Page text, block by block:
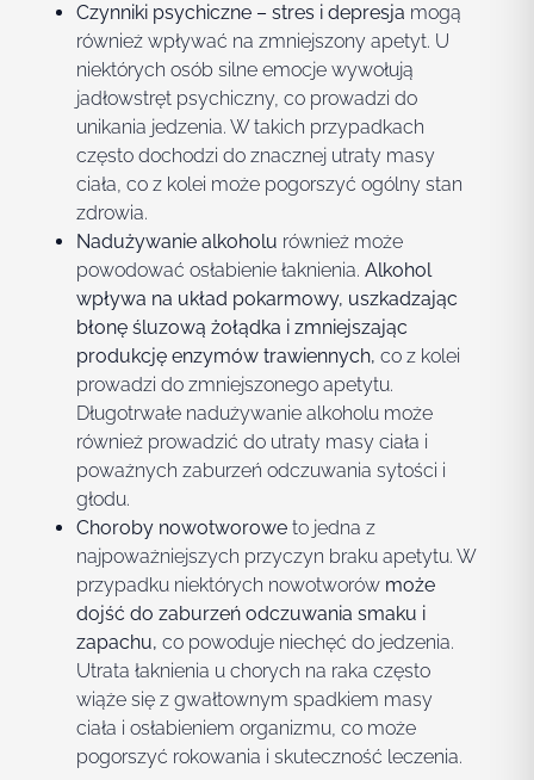
Czynniki psychiczne – stres i depresja mogą
również wpływać na zmniejszony apetyt. U
niektórych osób silne emocje wywołują
jadłowstręt psychiczny, co prowadzi do
unikania jedzenia. W takich przypadkach
często dochodzi do znacznej utraty masy
ciała, co z kolei może pogorszyć ogólny stan
zdrowia.
Nadużywanie alkoholu również może
powodować osłabienie łaknienia. Alkohol
wpływa na układ pokarmowy, uszkadzając
błonę śluzową żołądka i zmniejszając
produkcję enzymów trawiennych, co z kolei
prowadzi do zmniejszonego apetytu.
Długotrwałe nadużywanie alkoholu może
również prowadzić do utraty masy ciała i
poważnych zaburzeń odczuwania sytości i
głodu.
Choroby nowotworowe to jedna z
najpoważniejszych przyczyn braku apetytu. W
przypadku niektórych nowotworów może
dojść do zaburzeń odczuwania smaku i
zapachu, co powoduje niechęć do jedzenia.
Utrata łaknienia u chorych na raka często
wiąże się z gwałtownym spadkiem masy
ciała i osłabieniem organizmu, co może
pogorszyć rokowania i skuteczność leczenia.